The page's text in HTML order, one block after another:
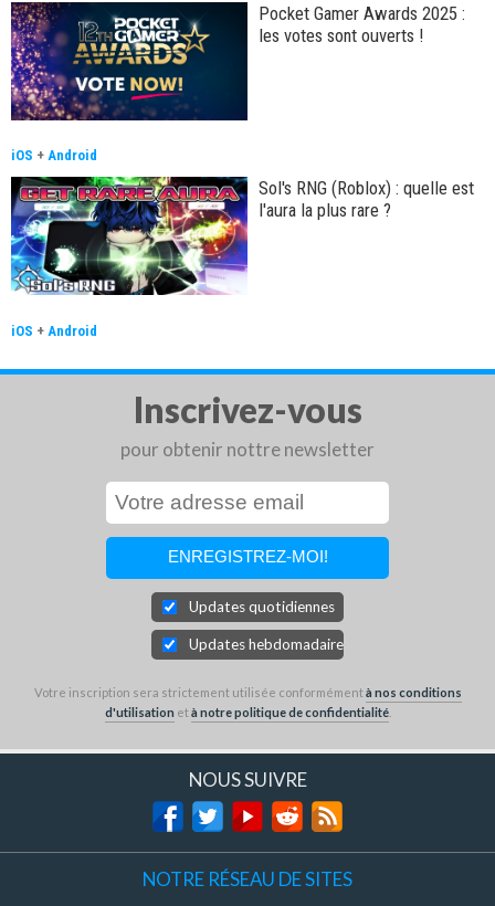
Pocket Gamer Awards 2025 :
les votes sont ouverts !
iOS + Android
Sol's RNG (Roblox) : quelle est
l'aura la plus rare ?
iOS + Android
Inscrivez-vous
pour obtenir nottre newsletter
Updates quotidiennes
Updates hebdomadaires
Votre inscription sera strictement utilisée conformémentà nos conditions
d'utilisation età notre politique de confidentialité.
NOUS SUIVRE
NOTRE RÉSEAU DE SITES